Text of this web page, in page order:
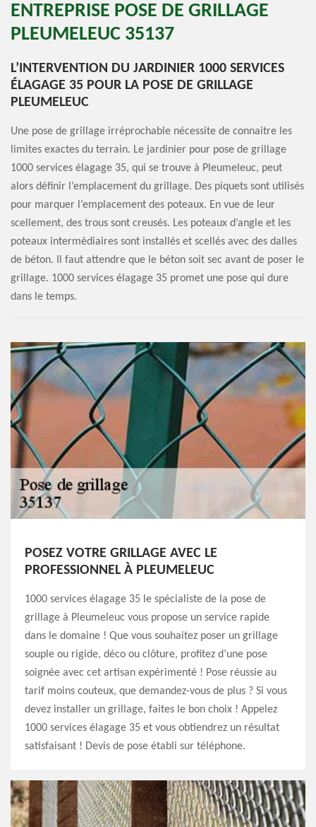
ENTREPRISE POSE DE GRILLAGE
PLEUMELEUC 35137
L’INTERVENTION DU JARDINIER 1000 SERVICES
ÉLAGAGE 35 POUR LA POSE DE GRILLAGE
PLEUMELEUC
Une pose de grillage irréprochable nécessite de connaitre les
limites exactes du terrain. Le jardinier pour pose de grillage
1000 services élagage 35, qui se trouve à Pleumeleuc, peut
alors définir l’emplacement du grillage. Des piquets sont utilisés
pour marquer l’emplacement des poteaux. En vue de leur
scellement, des trous sont creusés. Les poteaux d’angle et les
poteaux intermédiaires sont installés et scellés avec des dalles
de béton. Il faut attendre que le béton soit sec avant de poser le
grillage. 1000 services élagage 35 promet une pose qui dure
dans le temps.
POSEZ VOTRE GRILLAGE AVEC LE
PROFESSIONNEL À PLEUMELEUC
1000 services élagage 35 le spécialiste de la pose de
grillage à Pleumeleuc vous propose un service rapide
dans le domaine ! Que vous souhaitez poser un grillage
souple ou rigide, déco ou clôture, profitez d’une pose
soignée avec cet artisan expérimenté ! Pose réussie au
tarif moins couteux, que demandez-vous de plus ? Si vous
devez installer un grillage, faites le bon choix ! Appelez
1000 services élagage 35 et vous obtiendrez un résultat
satisfaisant ! Devis de pose établi sur téléphone.